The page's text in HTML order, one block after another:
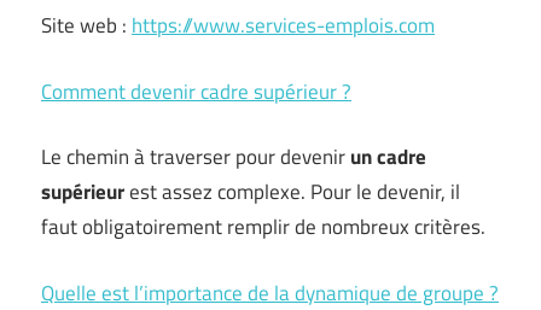
Site web : https://www.services-emplois.com
Comment devenir cadre supérieur ?
Le chemin à traverser pour devenirun cadre
supérieurest assez complexe. Pour le devenir, il
faut obligatoirement remplir de nombreux critères.
Quelle est l’importance de la dynamique de groupe ?